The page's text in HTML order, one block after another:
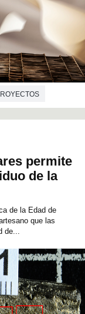
SOCIAL
permite
de la
de la Edad de
que las
de...